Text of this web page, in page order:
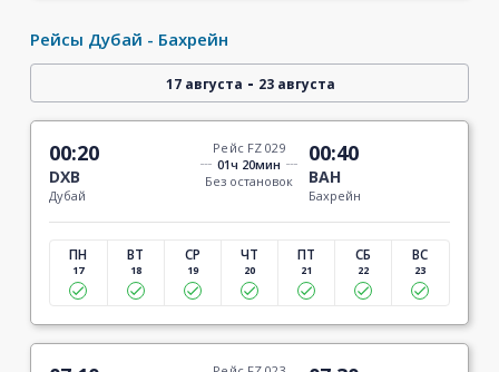
Рейсы Дубай - Бахрейн
17 августа - 23 августа
00:20
DXB
Дубай
Рейс FZ 029
01ч 20мин
Без остановок
00:40
BAH
Бахрейн
ПН
17
ВТ
18
СР
19
ЧТ
20
ПТ
21
СБ
22
ВС
23